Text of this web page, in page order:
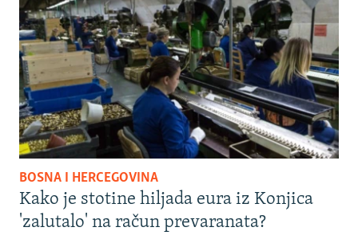
BOSNA I HERCEGOVINA
Kako je stotine hiljada eura iz Konjica
'zalutalo' na račun prevaranata?